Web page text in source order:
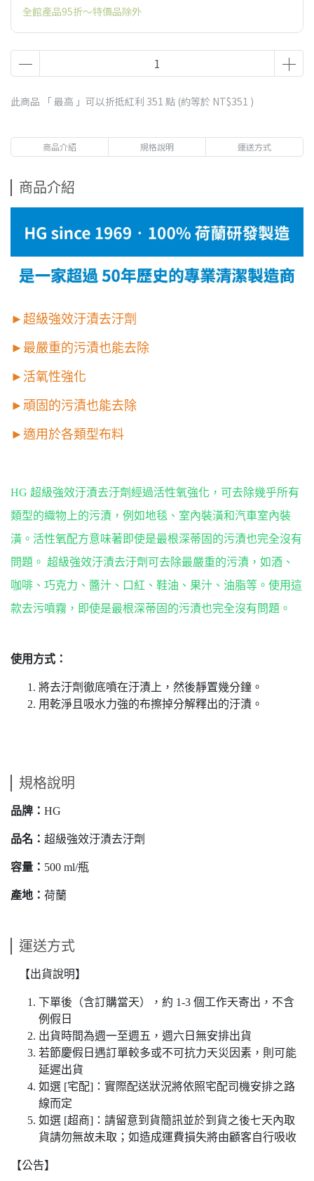
全館產品95折～特價品除外
此商品 「 最高 」可以折抵紅利 351 點 (約等於 NT$351 )
商品介紹 規格說明 運送方式
商品介紹
►超級強效汙漬去汙劑
►最嚴重的污漬也能去除
►活氧性強化
►頑固的污漬也能去除
►適用於各類型布料
HG 超級強效汙漬去汙劑經過活性氧強化，可去除幾乎所有
類型的織物上的污漬，例如地毯、室內裝潢和汽車室內裝
潢。活性氧配方意味著即使是最根深蒂固的污漬也完全沒有
問題。 超級強效汙漬去汙劑可去除最嚴重的污漬，如酒、
咖啡、巧克力、醬汁、口紅、鞋油、果汁、油脂等。使用這
款去污噴霧，即使是最根深蒂固的污漬也完全沒有問題。
使用方式：
將去汙劑徹底噴在汙漬上，然後靜置幾分鐘。
用乾淨且吸水力強的布擦掉分解釋出的汙漬。
規格說明
品牌： HG
品名： 超級強效汙漬去汙劑
容量： 500 ml/瓶
產地： 荷蘭
運送方式
【出貨說明】
下單後（含訂購當天），約 1-3 個工作天寄出，不含
例假日
出貨時間為週一至週五，週六日無安排出貨
若節慶假日遇訂單較多或不可抗力天災因素，則可能
延遲出貨
如選 [宅配]：實際配送狀況將依照宅配司機安排之路
線而定
如選 [超商]：請留意到貨簡訊並於到貨之後七天內取
貨請勿無故未取；如造成運費損失將由顧客自行吸收
【公告】